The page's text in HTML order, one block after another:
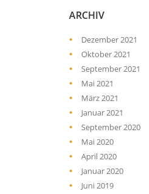
ARCHIV
Dezember 2021
Oktober 2021
September 2021
Mai 2021
März 2021
Januar 2021
September 2020
Mai 2020
April 2020
Januar 2020
Juni 2019